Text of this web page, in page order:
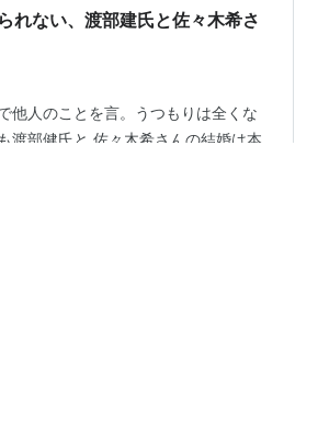
）のブログに書いていると思っ…
れない、渡部建氏と佐々木希さ